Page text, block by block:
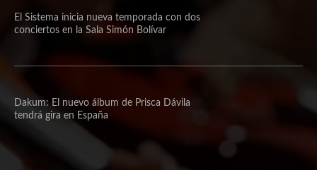
El Sistema inicia nueva temporada con dos
conciertos en la Sala Simón Bolívar
Dakum: El nuevo álbum de Prisca Dávila
tendrá gira en España